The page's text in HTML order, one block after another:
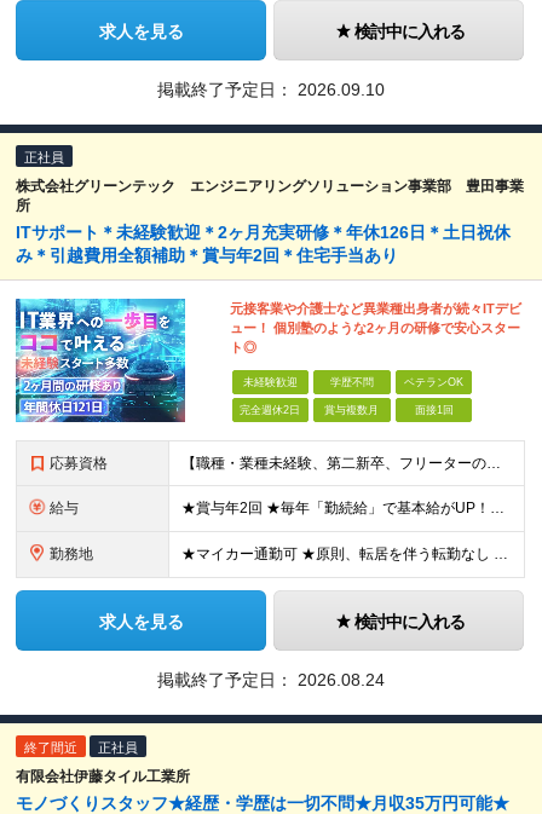
求人を見る 検討中に入れる
掲載終了予定日： 2026.09.10
正社員
株式会社グリーンテック エンジニアリングソリューション事業部 豊田事業
所
ITサポート＊未経験歓迎＊2ヶ月充実研修＊年休126日＊土日祝休
み＊引越費用全額補助＊賞与年2回＊住宅手当あり
元接客業や介護士など異業種出身者が続々ITデビ
ュー！ 個別塾のような2ヶ月の研修で安心スター
ト◎
未経験歓迎 学歴不問 ベテランOK
完全週休2日 賞与複数月 面接1回
応募資格 【職種・業種未経験、第二新卒、フリーターの方も大歓迎！】 ●40歳未満の方（若年層の長期キャリア形成を図るため） ※学歴不問・資格不問・男女不問・文系理系すべて不問です。 ★こんな方を求めています！
給与 ★賞与年2回 ★毎年「勤続給」で基本給がUP！役職就任で手当が大幅に加算 ◇月給21万5000円〜30万円＋各種手当＋賞与年2回 ※固定残業代制ではありません。残業代は1分単位で全額別途支給します
勤務地 ★マイカー通勤可 ★原則、転居を伴う転勤なし 【エンジニアリング・ソリューション事業部】 愛知県豊田市上郷町4-5-7 K,S上郷ビル 3階 ※(変更の範囲)上記を除く当社関連勤務地
求人を見る 検討中に入れる
掲載終了予定日： 2026.08.24
終了間近 正社員
有限会社伊藤タイル工業所
モノづくりスタッフ★経歴・学歴は一切不問★月収35万円可能★